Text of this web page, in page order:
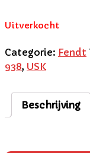
Uitverkocht
Categorie: Fendt
938, USK
Beschrijving